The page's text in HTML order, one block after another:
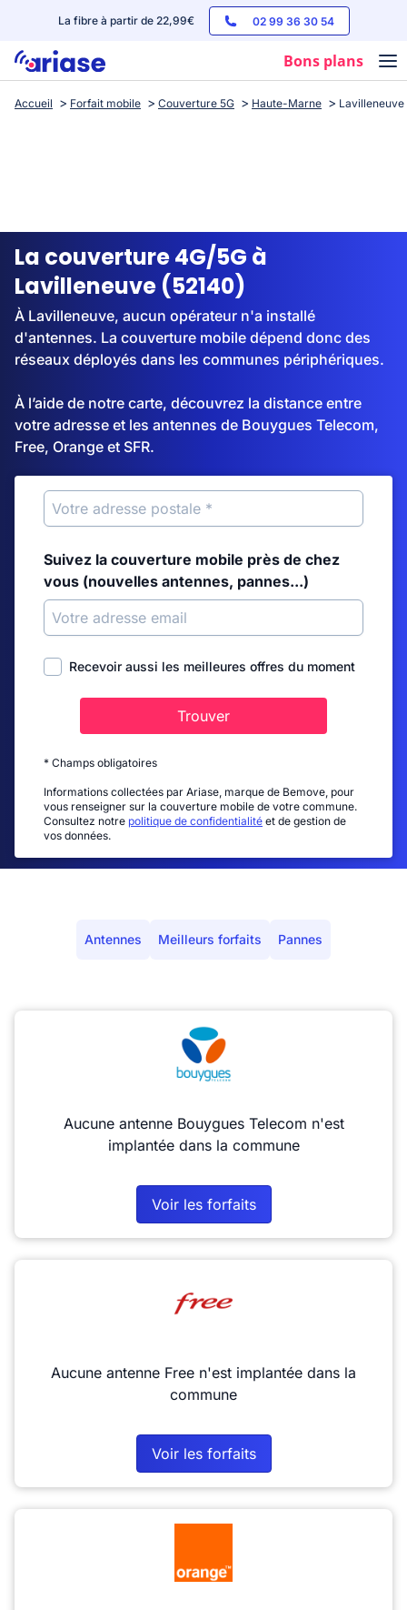
La fibre à partir de 22,99€ 02 99 36 30 54
Bons plans
Box internet
Streaming
Accueil Forfait mobile Couverture 5G Haute-Marne Lavilleneuve
La couverture 4G/5G à
Lavilleneuve (52140)
À Lavilleneuve, aucun opérateur n'a installé
d'antennes. La couverture mobile dépend donc des
réseaux déployés dans les communes périphériques.
À l’aide de notre carte, découvrez la distance entre
votre adresse et les antennes de Bouygues Telecom,
Free, Orange et SFR.
Suivez la couverture mobile près de chez
vous (nouvelles antennes, pannes...)
Recevoir aussi les meilleures offres du moment
Trouver
* Champs obligatoires
Informations collectées par Ariase, marque de Bemove, pour
vous renseigner sur la couverture mobile de votre commune.
Consultez notre politique de confidentialité et de gestion de
vos données.
Antennes Meilleurs forfaits Pannes
Aucune antenne Bouygues Telecom n'est
implantée dans la commune
Voir les forfaits
Aucune antenne Free n'est implantée dans la
commune
Voir les forfaits